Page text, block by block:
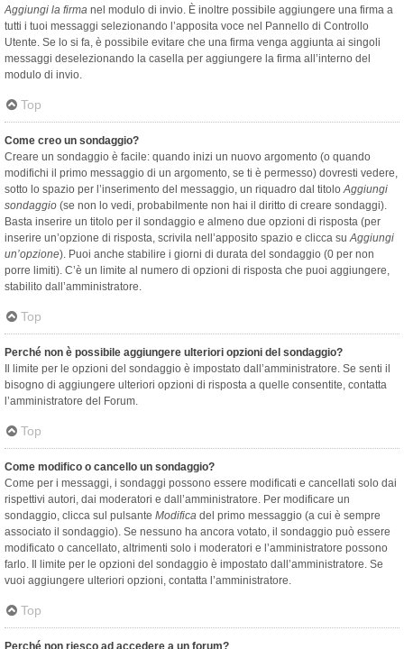
Aggiungi la firma nel modulo di invio. È inoltre possibile aggiungere una firma a
tutti i tuoi messaggi selezionando l’apposita voce nel Pannello di Controllo
Utente. Se lo si fa, è possibile evitare che una firma venga aggiunta ai singoli
messaggi deselezionando la casella per aggiungere la firma all’interno del
modulo di invio.
Top
Come creo un sondaggio?
Creare un sondaggio è facile: quando inizi un nuovo argomento (o quando
modifichi il primo messaggio di un argomento, se ti è permesso) dovresti vedere,
sotto lo spazio per l’inserimento del messaggio, un riquadro dal titoloAggiungi
sondaggio (se non lo vedi, probabilmente non hai il diritto di creare sondaggi).
Basta inserire un titolo per il sondaggio e almeno due opzioni di risposta (per
inserire un’opzione di risposta, scrivila nell’apposito spazio e clicca suAggiungi
un’opzione). Puoi anche stabilire i giorni di durata del sondaggio (0 per non
porre limiti). C’è un limite al numero di opzioni di risposta che puoi aggiungere,
stabilito dall’amministratore.
Top
Perché non è possibile aggiungere ulteriori opzioni del sondaggio?
Il limite per le opzioni del sondaggio è impostato dall’amministratore. Se senti il
bisogno di aggiungere ulteriori opzioni di risposta a quelle consentite, contatta
l’amministratore del Forum.
Top
Come modifico o cancello un sondaggio?
Come per i messaggi, i sondaggi possono essere modificati e cancellati solo dai
rispettivi autori, dai moderatori e dall’amministratore. Per modificare un
sondaggio, clicca sul pulsante Modifica del primo messaggio (a cui è sempre
associato il sondaggio). Se nessuno ha ancora votato, il sondaggio può essere
modificato o cancellato, altrimenti solo i moderatori e l’amministratore possono
farlo. Il limite per le opzioni del sondaggio è impostato dall’amministratore. Se
vuoi aggiungere ulteriori opzioni, contatta l’amministratore.
Top
Perché non riesco ad accedere a un forum?